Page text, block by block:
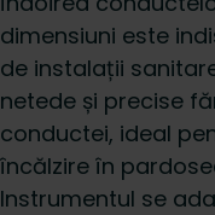
dimensiuni este
de instalații
netede și precise
conductei, ideal
încălzire în
Instrumentul se